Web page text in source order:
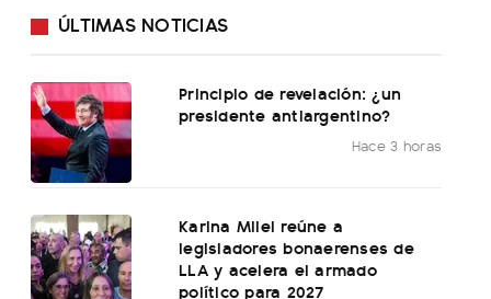
ÚLTIMAS NOTICIAS
Principio de revelación: ¿un
presidente antiargentino?
Hace 3 horas
Karina Milei reúne a
legisladores bonaerenses de
LLA y acelera el armado
político para 2027